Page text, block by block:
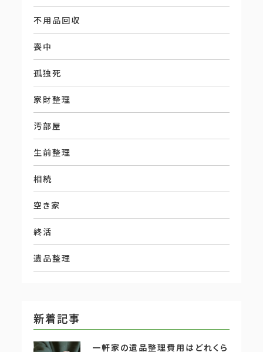
不用品回収
喪中
孤独死
家財整理
汚部屋
生前整理
相続
空き家
終活
遺品整理
新着記事
一軒家の遺品整理費用はどれくら